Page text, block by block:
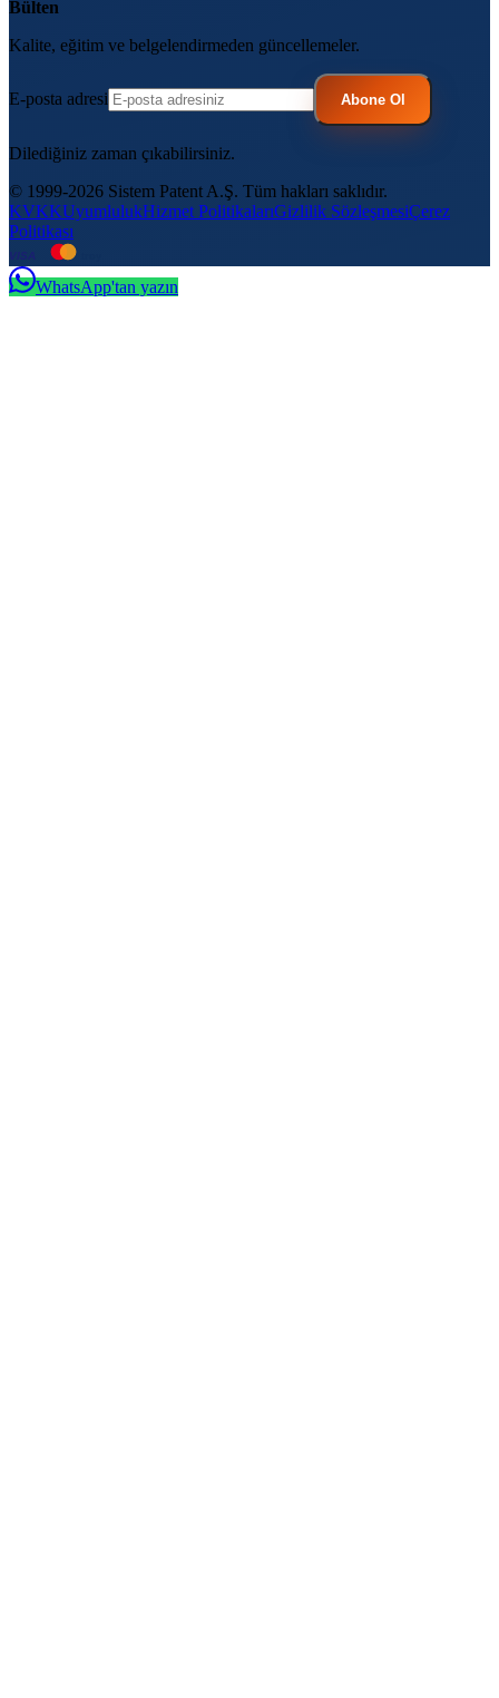
Bülten
Kalite, eğitim ve belgelendirmeden güncellemeler.
E-posta adresi Abone Ol
Dilediğiniz zaman çıkabilirsiniz.
© 1999-2026 Sistem Patent A.Ş. Tüm hakları saklıdır.
KVKKUyumlulukHizmet PolitikalarıGizlilik SözleşmesiÇerez
Politikası
WhatsApp'tan yazın